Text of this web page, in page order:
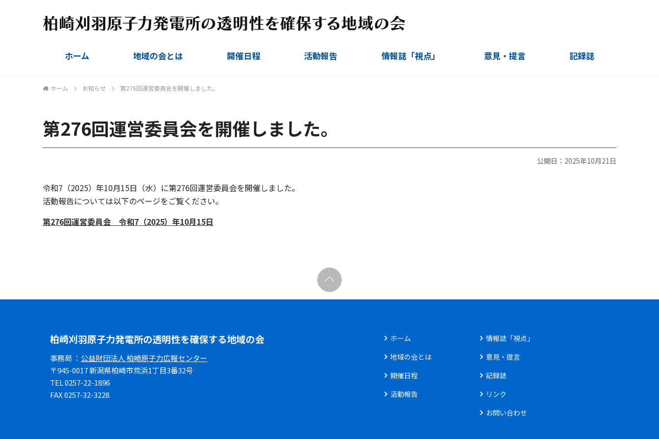
ホーム 地域の会とは 開催日程 活動報告 情報誌「視点」 意見・提言 記録誌
ホーム お知らせ 第276回運営委員会を開催しました。
第276回運営委員会を開催しました。
公開日：2025年10月21日
令和7（2025）年10月15日（水）に第276回運営委員会を開催しました。
活動報告については以下のページをご覧ください。
第276回運営委員会 令和7（2025）年10月15日
柏崎刈羽原子力発電所の透明性を確保する地域の会
事務局 ： 公益財団法人 柏崎原子力広報センター
〒945-0017 新潟県柏崎市荒浜1丁目3番32号
TEL 0257-22-1896
FAX 0257-32-3228
ホーム
地域の会とは
開催日程
活動報告
情報誌「視点」
意見・提言
記録誌
リンク
お問い合わせ